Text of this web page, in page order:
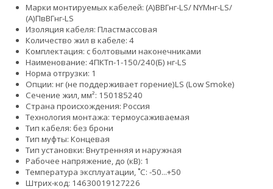
Марки монтируемых кабелей: (А)ВВГнг-LS/ NYMнг-LS/
(А)ПвВГнг-LS
Изоляция кабеля: Пластмассовая
Количество жил в кабеле: 4
Комплектация: с болтовыми наконечниками
Наименование: 4ПКТп-1-150/240(Б) нг-LS
Норма отгрузки: 1
Опции: нг (не поддерживает горение)LS (Low Smoke)
Сечение жил, мм²: 150185240
Страна происхождения: Россия
Технология монтажа: термоусаживаемая
Тип кабеля: без брони
Тип муфты: Концевая
Тип установки: Внутренняя и наружная
Рабочее напряжение, до (кВ): 1
Температура эксплуатации, ˚С: -50...+50
Штрих-код: 14630019127226